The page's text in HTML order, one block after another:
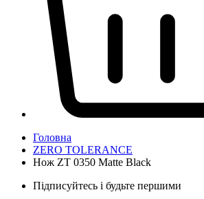
Головна
ZERO TOLERANCE
Нож ZT 0350 Matte Black
Підписуйтесь і будьте першими